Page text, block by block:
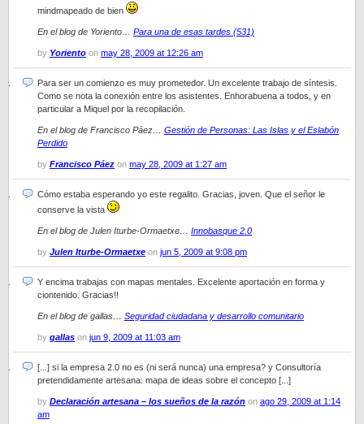
mindmapeado de bien
En el blog de Yoriento… Para una de esas tardes (531)
by Yoriento on may 28, 2009 at 12:26 am
Para ser un comienzo es muy prometedor. Un excelente trabajo de síntesis.
Como se nota la conexión entre los asistentes. Enhorabuena a todos, y en
particular a Miquel por la recopilación.
En el blog de Francisco Páez… Gestión de Personas: Las Islas y el Eslabón
Perdido
by Francisco Páez on may 28, 2009 at 1:27 am
Cómo estaba esperando yo este regalito. Gracias, joven. Que el señor le
conserve la vista
En el blog de Julen Iturbe-Ormaetxe… Innobasque 2.0
by Julen Iturbe-Ormaetxe on jun 5, 2009 at 9:08 pm
Y encima trabajas con mapas mentales. Excelente aportación en forma y
ciontenido. Gracias!!
En el blog de gallas… Seguridad ciudadana y desarrollo comunitario
by gallas on jun 9, 2009 at 11:03 am
[...] si la empresa 2.0 no es (ni será nunca) una empresa? y Consultoría
pretendidamente artesana: mapa de ideas sobre el concepto [...]
by Declaración artesana – los sueños de la razón on ago 29, 2009 at 1:14
am